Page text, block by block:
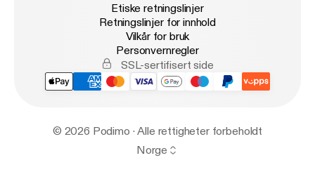
Etiske retningslinjer
Retningslinjer for innhold
Vilkår for bruk
Personvernregler
SSL-sertifisert side
© 2026 Podimo · Alle rettigheter forbeholdt
Norge